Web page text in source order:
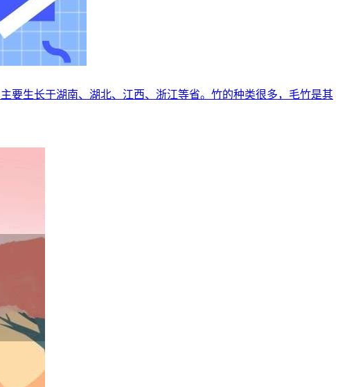
要生长于湖南、湖北、江西、浙江等省。竹的种类很多，毛竹是其